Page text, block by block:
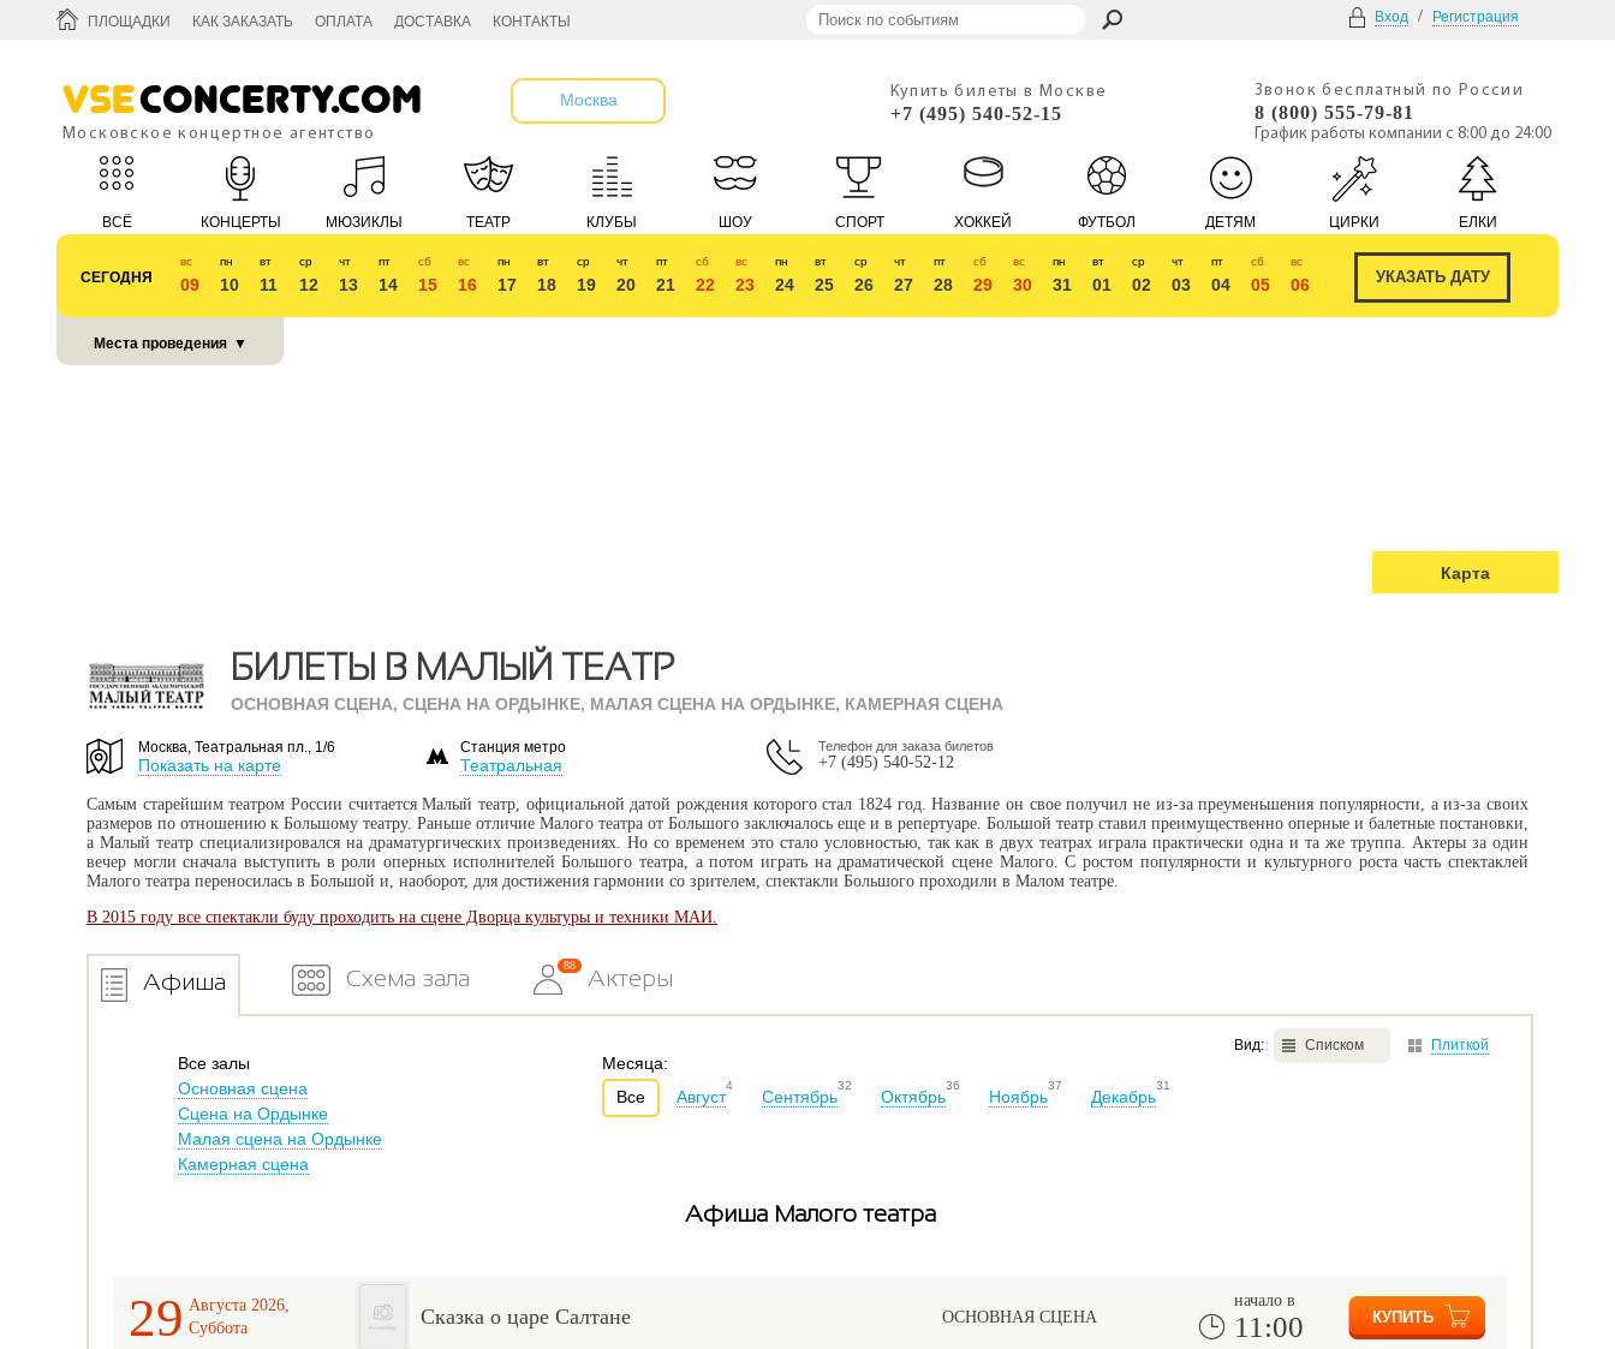
ПЛОЩАДКИ КАК ЗАКАЗАТЬ ОПЛАТА ДОСТАВКА КОНТАКТЫ Вход / Регистрация
VseConcerty.com
Московское концертное агентство
Москва Купить билеты в Москве
+7 (495) 540-52-15
Звонок бесплатный по России
8 (800) 555-79-81
График работы компании с 8:00 до 24:00
ВСЁ КОНЦЕРТЫ МЮЗИКЛЫ ТЕАТР КЛУБЫ ШОУ СПОРТ ХОККЕЙ ФУТБОЛ ДЕТЯМ ЦИРКИ ЕЛКИ
СЕГОДНЯ
вс
09
пн
10
вт
11
ср
12
чт
13
пт
14
сб
15
вс
16
пн
17
вт
18
ср
19
чт
20
пт
21
сб
22
вс
23
пн
24
вт
25
ср
26
чт
27
пт
28
сб
29
вс
30
пн
31
вт
01
ср
02
чт
03
пт
04
сб
05
вс
06
Места проведения ▼
Карта
БИЛЕТЫ В МАЛЫЙ ТЕАТР
ОСНОВНАЯ СЦЕНА, СЦЕНА НА ОРДЫНКЕ, МАЛАЯ СЦЕНА НА ОРДЫНКЕ, КАМЕРНАЯ СЦЕНА
Москва, Театральная пл., 1/6
Показать на карте
Станция метро
Театральная
Телефон для заказа билетов
+7 (495) 540-52-12
Самым старейшим театром России считается Малый театр, официальной датой рождения которого стал 1824 год. Название он свое получил не из-за преуменьшения популярности, а из-за своих
размеров по отношению к Большому театру. Раньше отличие Малого театра от Большого заключалось еще и в репертуаре. Большой театр ставил преимущественно оперные и балетные постановки,
а Малый театр специализировался на драматургических произведениях. Но со временем это стало условностью, так как в двух театрах играла практически одна и та же труппа. Актеры за один
вечер могли сначала выступить в роли оперных исполнителей Большого театра, а потом играть на драматической сцене Малого. С ростом популярности и культурного роста часть спектаклей
Малого театра переносилась в Большой и, наоборот, для достижения гармонии со зрителем, спектакли Большого проходили в Малом театре.
В 2015 году все спектакли буду проходить на сцене Дворца культуры и техники МАИ.
Афиша Схема зала 88 Актеры
Вид: Списком Плиткой
Все залы
Основная сцена
Сцена на Ордынке
Малая сцена на Ордынке
Камерная сцена
Месяца:
Все
Август
4
Сентябрь
32
Октябрь
36
Ноябрь
37
Декабрь
31
Афиша Малого театра
29 Августа 2026,
Суббота
Сказка о царе Салтане ОСНОВНАЯ СЦЕНА
начало в
11:00